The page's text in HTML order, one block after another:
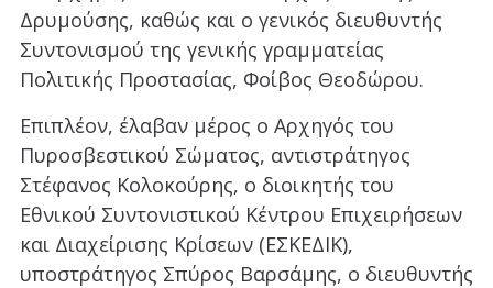
Δρυμούσης, καθώς και ο γενικός διευθυντής
Συντονισμού της γενικής γραμματείας
Πολιτικής Προστασίας, Φοίβος Θεοδώρου.
Επιπλέον, έλαβαν μέρος ο Αρχηγός του
Πυροσβεστικού Σώματος, αντιστράτηγος
Στέφανος Κολοκούρης, ο διοικητής του
Εθνικού Συντονιστικού Κέντρου Επιχειρήσεων
και Διαχείρισης Κρίσεων (ΕΣΚΕΔΙΚ),
υποστράτηγος Σπύρος Βαρσάμης, ο διευθυντής